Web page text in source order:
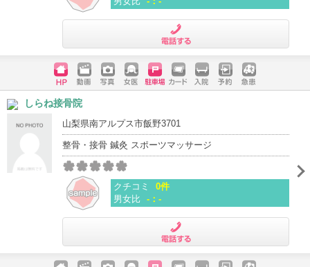
ホームペ
ージ
動画 写真 女医 駐車場
クレジッ
入院 予約 急患
しらね接骨院
山梨県南アルプス市飯野3701
整骨・接骨 鍼灸 スポーツマッサージ
クチコミ
0件
男女比 -：-